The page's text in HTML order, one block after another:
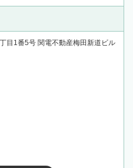
目1番5号 関電不動産梅田新道ビル